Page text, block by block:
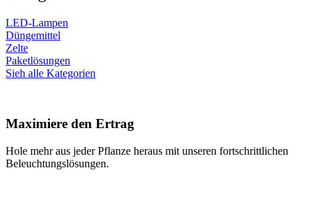
LED-Lampen
Düngemittel
Zelte
Paketlösungen
Sieh alle Kategorien
Maximiere den Ertrag
Hole mehr aus jeder Pflanze heraus mit unseren fortschrittlichen
Beleuchtungslösungen.